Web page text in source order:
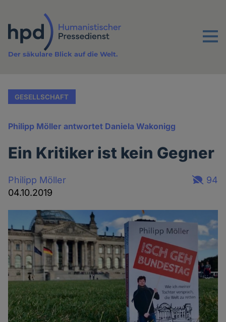
Inhalt
Menu
Der säkulare Blick auf die Welt.
GESELLSCHAFT
Philipp Möller antwortet Daniela Wakonigg
Ein Kritiker ist kein Gegner
Philipp Möller
04.10.2019
94